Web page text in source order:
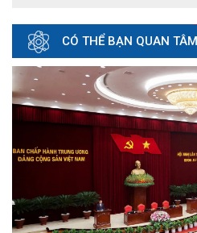
CÓ THỂ BẠN QUAN TÂM